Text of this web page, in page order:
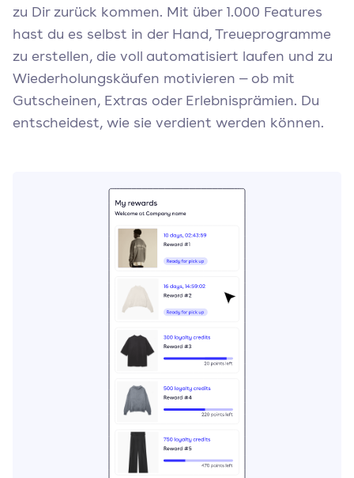
zu Dir zurück kommen. Mit über 1.000 Features
hast du es selbst in der Hand, Treueprogramme
zu erstellen, die voll automatisiert laufen und zu
Wiederholungskäufen motivieren — ob mit
Gutscheinen, Extras oder Erlebnisprämien. Du
entscheidest, wie sie verdient werden können.